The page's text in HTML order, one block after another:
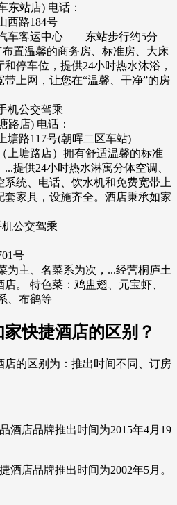
站店) 电话：
路184号
客运中心――东站步行约5分
置温馨的商务房、标准房、大床
停车位，提供24小时热水沐浴，
上网，让您在“温馨、干净”的房
公交驾乘
店) 电话：
路117号(朝晖二区车站)
塘路店）拥有舒适温馨的标准
提供24小时热水淋寓分体空调、
统、电话、饮水机和免费宽带上
套家具，设施齐全。酒店秉承如家
公交驾乘
号
主、名菜系为次，...经营桐庐土
。 特色菜：鸡盅翅、元宝虾、
、布鹆等
快捷酒店的区别？
的区别为：推出时间不同、订房
酒店品牌推出时间为2015年4月19
酒店品牌推出时间为2002年5月。